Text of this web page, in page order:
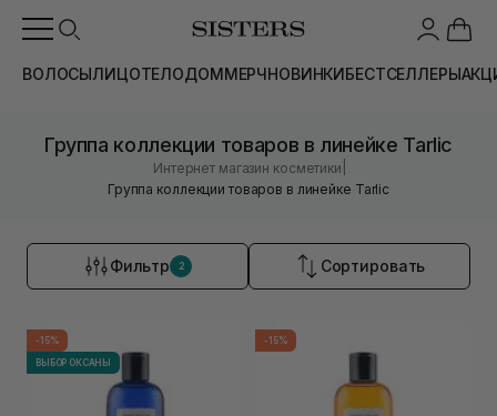
ВОЛОСЫЛИЦОТЕЛОДОММЕРЧНОВИНКИБЕСТСЕЛЛЕРЫ
Группа коллекции товаров в линейке Tarlic
Интернет магазин косметики
Группа коллекции товаров в линейке Tarlic
Фильтр 2 Сортировать
-15%
ВЫБОР ОКСАНЫ
-15%